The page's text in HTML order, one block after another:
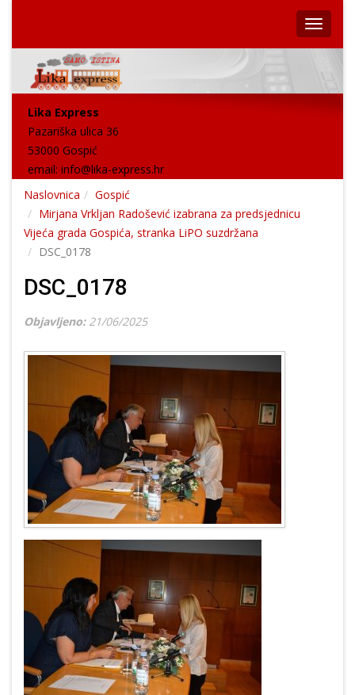
Lika Express
Pazariška ulica 36
53000 Gospić
email: info@lika-express.hr
Naslovnica
Gospić
Mirjana Vrkljan Radošević izabrana za predsjednicu
Vijeća grada Gospića, stranka LiPO suzdržana
DSC_0178
DSC_0178
Objavljeno: 21/06/2025